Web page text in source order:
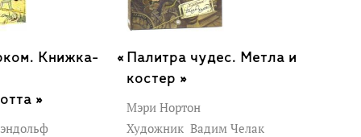
Книжка-
»
Палитра чудес. Метла и
костер »
Мэри Нортон
Художник Вадим Челак